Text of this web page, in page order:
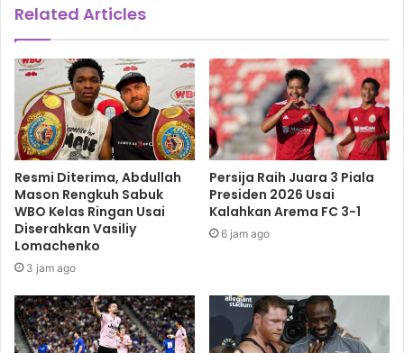
Related Articles
Resmi Diterima, Abdullah
Mason Rengkuh Sabuk
WBO Kelas Ringan Usai
Diserahkan Vasiliy
Lomachenko
3 jam ago
Persija Raih Juara 3 Piala
Presiden 2026 Usai
Kalahkan Arema FC 3-1
6 jam ago